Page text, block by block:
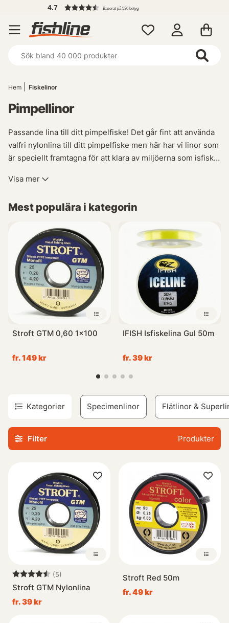
4.7 Baserat på 536 betyg
Hem Fiskelinor
Pimpellinor
Passande lina till ditt pimpelfiske! Det går fint att använda
valfri nylonlina till ditt pimpelfiske men här har vi linor som
är speciellt framtagna för att klara av miljöerna som isfiske
linorna stela och sen även linans synlighet. Vårt sortiment
anpassade för ismete och småviltfisketillbehör under
specialdesignade linor perfekta för det krävande fisket vid
låga temperaturer samt de hårda påfrestningarna från den
snötäckta terrängen. Med vår expertis inom
sportfiskeutrustning garanterar vi dig en lyckad
upplevelse varje gång du ger dig ut på isen.
Visa mer
Mest populära i kategorin
Stroft GTM 0,60 1x100
fr. 149 kr
IFISH Isfiskelina Gul 50m
fr. 39 kr
Kategorier Specimenlinor Flätlinor &
Filter Produkter
Betyg: (5)
4.6 utav 5 stjärnor
Stroft GTM Nylonlina
fr. 39 kr
Stroft Red 50m
fr. 49 kr